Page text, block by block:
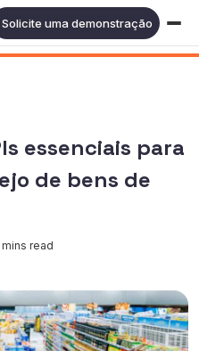
Solicite uma demonstração
essenciais para
de bens de
mins read